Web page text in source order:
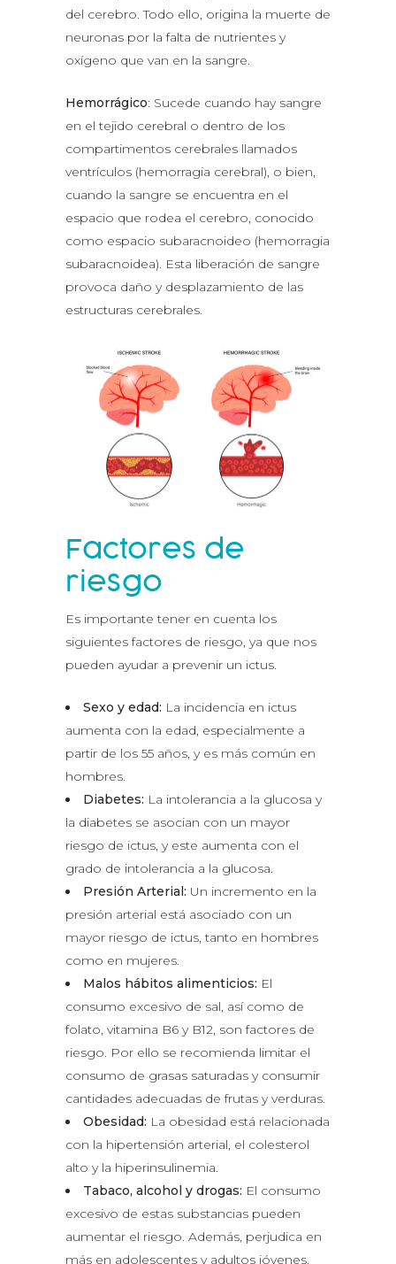
del cerebro. Todo ello, origina la muerte de
neuronas por la falta de nutrientes y
oxígeno que van en la sangre.
Hemorrágico: Sucede cuando hay sangre
en el tejido cerebral o dentro de los
compartimentos cerebrales llamados
ventrículos (hemorragia cerebral), o bien,
cuando la sangre se encuentra en el
espacio que rodea el cerebro, conocido
como espacio subaracnoideo (hemorragia
subaracnoidea). Esta liberación de sangre
provoca daño y desplazamiento de las
estructuras cerebrales.
Factores de
riesgo
Es importante tener en cuenta los
siguientes factores de riesgo, ya que nos
pueden ayudar a prevenir un ictus.
Sexo y edad: La incidencia en ictus
aumenta con la edad, especialmente a
partir de los 55 años, y es más común en
hombres.
Diabetes: La intolerancia a la glucosa y
la diabetes se asocian con un mayor
riesgo de ictus, y este aumenta con el
grado de intolerancia a la glucosa.
Presión Arterial: Un incremento en la
presión arterial está asociado con un
mayor riesgo de ictus, tanto en hombres
como en mujeres.
Malos hábitos alimenticios: El
consumo excesivo de sal, así como de
folato, vitamina B6 y B12, son factores de
riesgo. Por ello se recomienda limitar el
consumo de grasas saturadas y consumir
cantidades adecuadas de frutas y verduras.
Obesidad: La obesidad está relacionada
con la hipertensión arterial, el colesterol
alto y la hiperinsulinemia.
Tabaco, alcohol y drogas: El consumo
excesivo de estas substancias pueden
aumentar el riesgo. Además, perjudica en
más en adolescentes y adultos jóvenes.